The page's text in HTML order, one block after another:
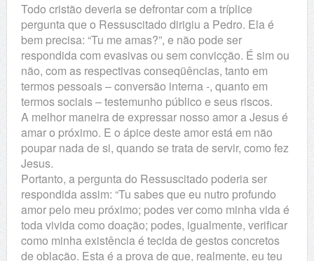
Todo cristão deveria se defrontar com a tríplice
pergunta que o Ressuscitado dirigiu a Pedro. Ela é
bem precisa: “Tu me amas?”, e não pode ser
respondida com evasivas ou sem convicção. É sim ou
não, com as respectivas conseqüências, tanto em
termos pessoais – conversão interna -, quanto em
termos sociais – testemunho público e seus riscos.
A melhor maneira de expressar nosso amor a Jesus é
amar o próximo. E o ápice deste amor está em não
poupar nada de si, quando se trata de servir, como fez
Jesus.
Portanto, a pergunta do Ressuscitado poderia ser
respondida assim: “Tu sabes que eu nutro profundo
amor pelo meu próximo; podes ver como minha vida é
toda vivida como doação; podes, igualmente, verificar
como minha existência é tecida de gestos concretos
de oblação. Esta é a prova de que, realmente, eu teu